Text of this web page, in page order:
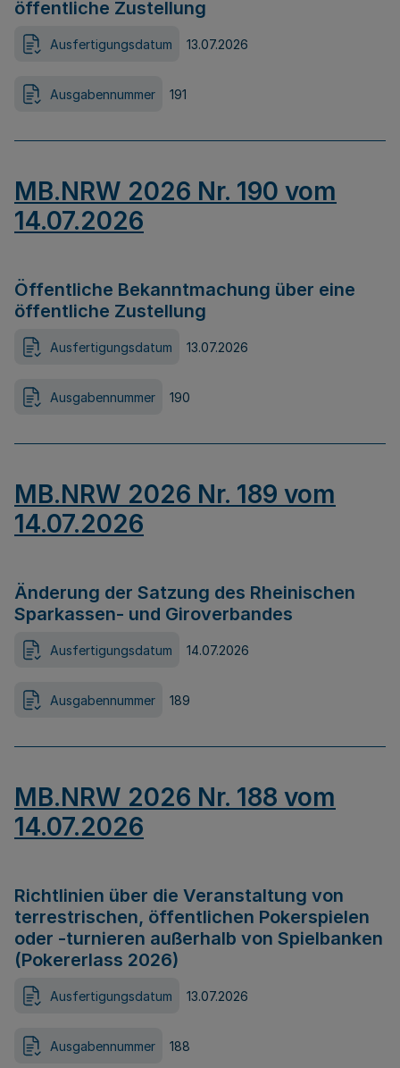
öffentliche Zustellung
Ausfertigungsdatum 13.07.2026
Ausgabennummer 191
MB.NRW 2026 Nr. 190 vom
14.07.2026
Öffentliche Bekanntmachung über eine
öffentliche Zustellung
Ausfertigungsdatum 13.07.2026
Ausgabennummer 190
MB.NRW 2026 Nr. 189 vom
14.07.2026
Änderung der Satzung des Rheinischen
Sparkassen- und Giroverbandes
Ausfertigungsdatum 14.07.2026
Ausgabennummer 189
MB.NRW 2026 Nr. 188 vom
14.07.2026
Richtlinien über die Veranstaltung von
terrestrischen, öffentlichen Pokerspielen
oder -turnieren außerhalb von Spielbanken
(Pokererlass 2026)
Ausfertigungsdatum 13.07.2026
Ausgabennummer 188